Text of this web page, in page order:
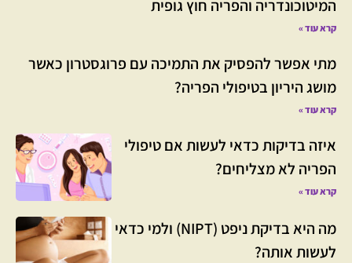
המיטוכונדריה והפריה חוץ גופית
קרא עוד »
מתי אפשר להפסיק את התמיכה עם פרוגסטרון כאשר
מושג היריון בטיפולי הפריה?
קרא עוד »
איזה בדיקות כדאי לעשות אם טיפולי
הפריה לא מצליחים?
קרא עוד »
מה היא בדיקת ניפט (NIPT) ולמי כדאי
לעשות אותה?